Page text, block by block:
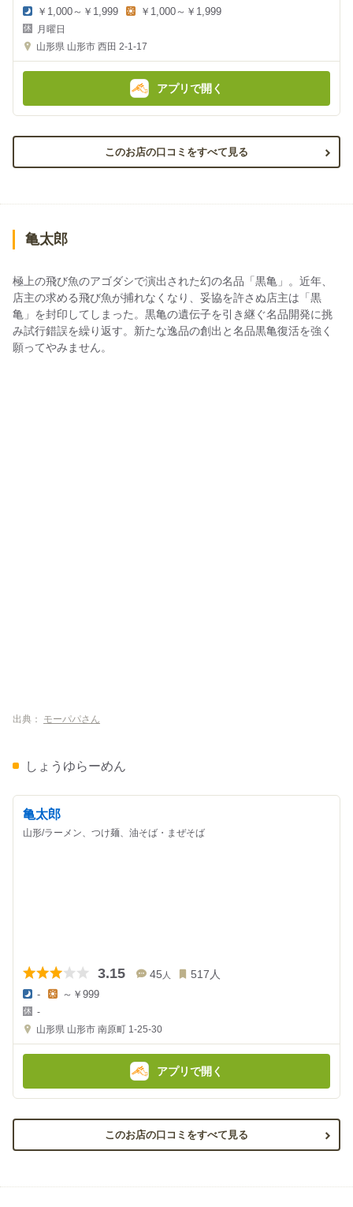
夜
の
金
￥1,000～￥1,999
金
￥1,000～￥1,999
月曜日
山形県 山形市 西田 2-1-17
アプリで開く
このお店の口コミをすべて見る
亀太郎
極上の飛び魚のアゴダシで演出された幻の名品「黒亀」。近年、
店主の求める飛び魚が捕れなくなり、妥協を許さぬ店主は「黒
亀」を封印してしまった。黒亀の遺伝子を引き継ぐ名品開発に挑
み試行錯誤を繰り返す。新たな逸品の創出と名品黒亀復活を強く
願ってやみません。
出典： モーパパさん
しょうゆらーめん
亀太郎
山形/ラーメン、つけ麺、油そば・まぜそば
3.15 45 人 517人
夜
の
金
-
金
額
～￥999
-
山形県 山形市 南原町 1-25-30
アプリで開く
このお店の口コミをすべて見る